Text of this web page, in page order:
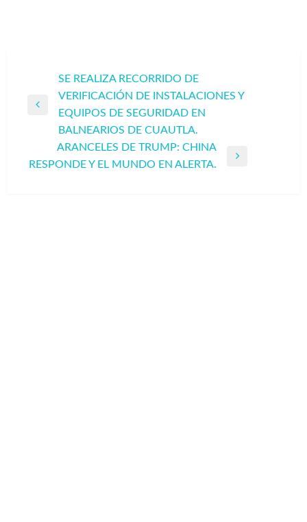
Navegación
de
entradas
Entrada
anterior
SE REALIZA RECORRIDO DE
VERIFICACIÓN DE INSTALACIONES Y
EQUIPOS DE SEGURIDAD EN
BALNEARIOS DE CUAUTLA.
Entrada
ARANCELES DE TRUMP: CHINA
RESPONDE Y EL MUNDO EN ALERTA.